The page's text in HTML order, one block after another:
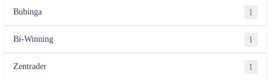
Bubinga 1
Bi-Winning 1
Zentrader 1